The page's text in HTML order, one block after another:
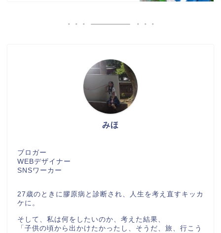
みほ
ブロガー
WEBデザイナー
SNSワーカー
27歳のときに膠原病と診断され、人生を考え直すキッカ
ケに。
そして、私は何をしたいのか、考えた結果、
「子供の頃から出かけたかったし、そうだ、旅、行こう